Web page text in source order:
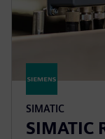
SIMATIC
SIMATIC